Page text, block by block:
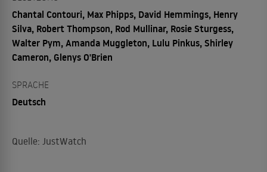
Chantal Contouri, Max Phipps, David Hemmings, Henry
Silva, Robert Thompson, Rod Mullinar, Rosie Sturgess,
Walter Pym, Amanda Muggleton, Lulu Pinkus, Shirley
Cameron, Glenys O'Brien
SPRACHE
Deutsch
Quelle: JustWatch